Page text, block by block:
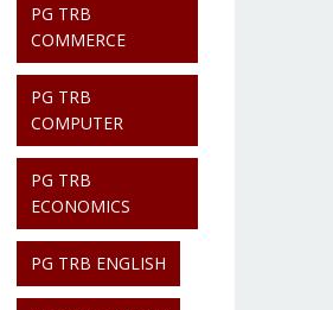
PG TRB
COMMERCE
PG TRB
COMPUTER
PG TRB
ECONOMICS
PG TRB ENGLISH